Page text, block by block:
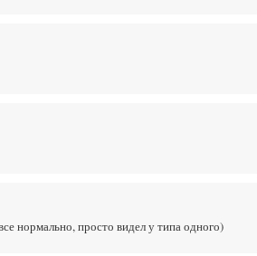
нормально, просто видел у типа одного)